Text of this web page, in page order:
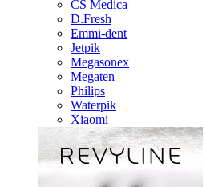
CS Medica
D.Fresh
Emmi-dent
Jetpik
Megasonex
Megaten
Philips
Waterpik
Xiaomi